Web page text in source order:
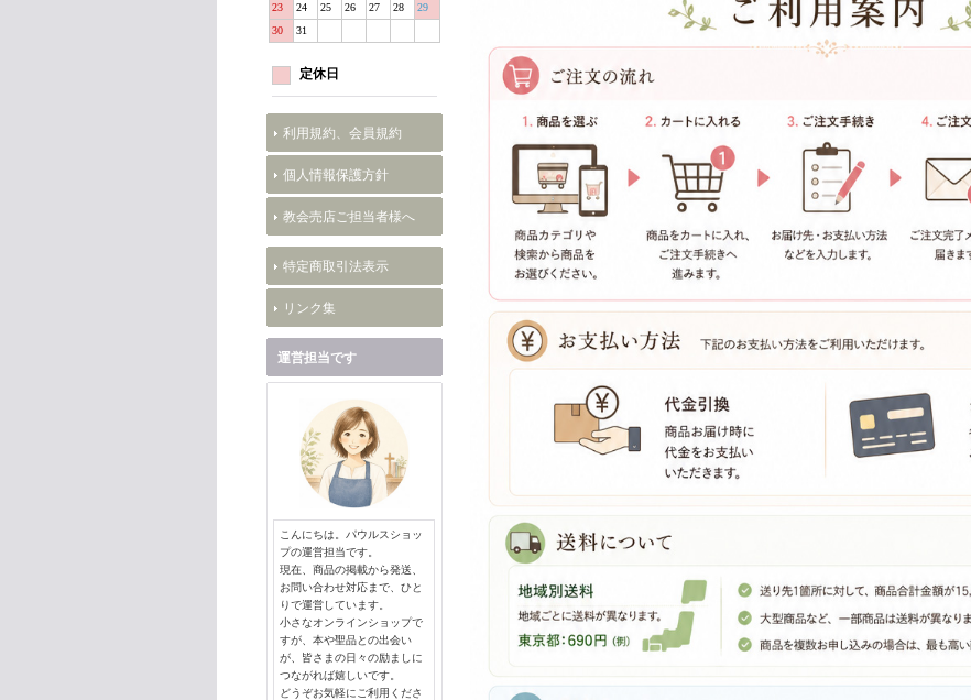
23
24 25 26 27 28
29
30
31
定休日
利用規約、会員規約
個人情報保護方針
教会売店ご担当者様へ
特定商取引法表示
リンク集
運営担当です
こんにちは。パウルスショッ
プの運営担当です。
現在、商品の掲載から発送、
お問い合わせ対応まで、ひと
りで運営しています。
小さなオンラインショップで
すが、本や聖品との出会い
が、皆さまの日々の励ましに
つながれば嬉しいです。
どうぞお気軽にご利用くださ